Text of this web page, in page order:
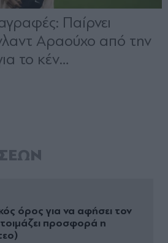
όρος για να αφήσει τον
προσφορά η